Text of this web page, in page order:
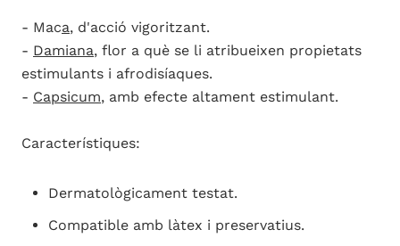
- Maca, d'acció vigoritzant.
- Damiana, flor a què se li atribueixen propietats
estimulants i afrodisíaques.
- Capsicum, amb efecte altament estimulant.
Característiques:
Dermatològicament testat.
Compatible amb làtex i preservatius.